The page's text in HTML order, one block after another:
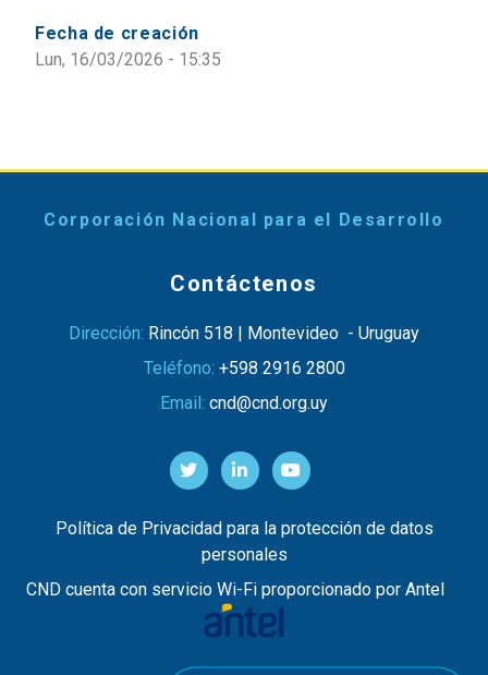
Fecha de creación
Lun, 16/03/2026 - 15:35
Corporación Nacional para el Desarrollo
Contáctenos
Dirección: Rincón 518 | Montevideo - Uruguay
Teléfono: +598 2916 2800
Email: cnd@cnd.org.uy
Política de Privacidad para la protección de datos
personales
CND cuenta con servicio Wi-Fi proporcionado por Antel